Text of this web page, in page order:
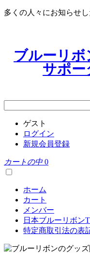
多くの人々にお知らせ
ブルーリボ
サポー
ゲスト
ログイン
新規会員登録
カートの中 0
ホーム
カート
メンバー
日本ブルーリボン
特定商取引法の表